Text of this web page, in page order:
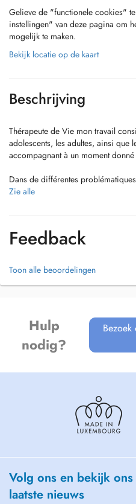
Gelieve de "functionele cookies"
instellingen" van deze pagina om
mogelijk te maken.
Bekijk locatie op de kaart
Beschrijving
Thérapeute de Vie mon travail
adolescents, les adultes, ainsi que
accompagnant à un moment
Dans de différentes
confiance en soi, à des difficultés
de concentration, reconversion
couples, grossesse mais aussi des
La thérapie vous permettra
ressources qui parfois ont été
Et enfin pour toutes les personnes
détendre et prendre soins d’elles
mental et physique).
Hypnothérapeute certifiée NGH,
Praticienne en Ventouses et
accueillir à mon cabinet.
Zie alle
Feedback
Toon alle beoordelingen
Hulp
nodig?
Volg ons en bekijk ons
laatste nieuws